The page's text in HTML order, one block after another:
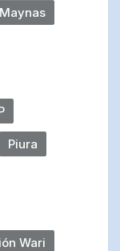
Maynas
Piura
Wari